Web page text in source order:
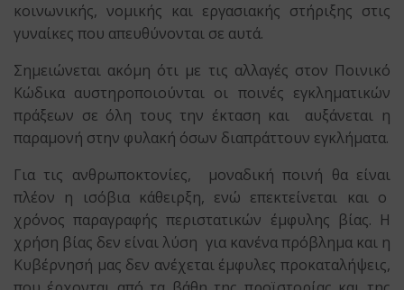
κοινωνικής, νομικής και εργασιακής στήριξης στις
γυναίκες που απευθύνονται σε αυτά.
Σημειώνεται ακόμη ότι με τις αλλαγές στον Ποινικό
Κώδικα αυστηροποιούνται οι ποινές εγκληματικών
πράξεων σε όλη τους την έκταση και αυξάνεται η
παραμονή στην φυλακή όσων διαπράττουν εγκλήματα.
Για τις ανθρωποκτονίες, μοναδική ποινή θα είναι
πλέον η ισόβια κάθειρξη, ενώ επεκτείνεται και ο
χρόνος παραγραφής περιστατικών έμφυλης βίας. Η
χρήση βίας δεν είναι λύση για κανένα πρόβλημα και η
Κυβέρνησή μας δεν ανέχεται έμφυλες προκαταλήψεις,